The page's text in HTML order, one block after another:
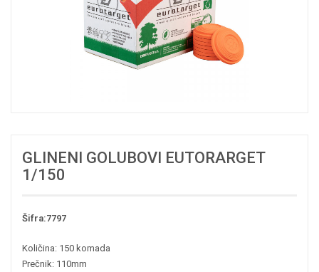
GLINENI GOLUBOVI EUTORARGET
1/150
Šifra:7797
Količina: 150 komada
Prečnik: 110mm